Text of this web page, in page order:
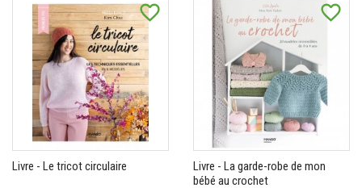
favorite_border
Livre - Le tricot circulaire
favorite_border
Livre - La garde-robe de mon
bébé au crochet